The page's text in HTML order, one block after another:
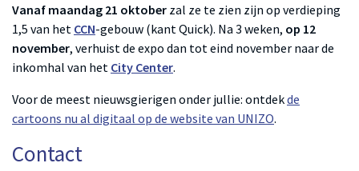
Vanaf maandag 21 oktober zal ze te zien zijn op verdieping
1,5 van het CCN-gebouw (kant Quick). Na 3 weken, op 12
november, verhuist de expo dan tot eind november naar de
inkomhal van het City Center.
Voor de meest nieuwsgierigen onder jullie: ontdekde
cartoons nu al digitaal op de website van UNIZO.
Contact